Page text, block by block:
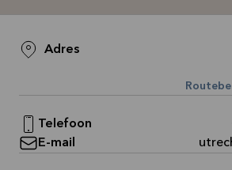
Adres
Telefoon
E-mail